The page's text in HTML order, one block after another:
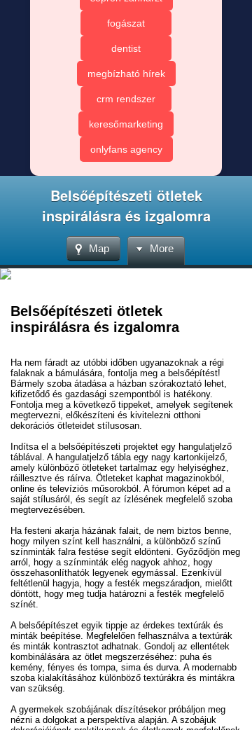
fogászat
dentist
megbízható hírek
crm rendszer
keresőmarketing
onlyfans agency
Belsőépítészeti ötletek
inspirálásra és izgalomra
Map More
Belsőépítészeti ötletek
inspirálásra és izgalomra
Ha nem fáradt az utóbbi időben ugyanazoknak a régi
falaknak a bámulására, fontolja meg a belsőépítést!
Bármely szoba átadása a házban szórakoztató lehet,
kifizetődő és gazdasági szempontból is hatékony.
Fontolja meg a következő tippeket, amelyek segítenek
megtervezni, előkészíteni és kivitelezni otthoni
dekorációs ötleteidet stílusosan.
Indítsa el a belsőépítészeti projektet egy hangulatjelző
táblával. A hangulatjelző tábla egy nagy kartonkijelző,
amely különböző ötleteket tartalmaz egy helyiséghez,
ráillesztve és ráírva. Ötleteket kaphat magazinokból,
online és televíziós műsorokból. A fórumon képet ad a
saját stílusáról, és segít az ízlésének megfelelő szoba
megtervezésében.
Ha festeni akarja házának falait, de nem biztos benne,
hogy milyen színt kell használni, a különböző színű
színminták falra festése segít eldönteni. Győződjön meg
arról, hogy a színminták elég nagyok ahhoz, hogy
összehasonlíthatók legyenek egymással. Ezenkívül
feltétlenül hagyja, hogy a festék megszáradjon, mielőtt
döntött, hogy meg tudja határozni a festék megfelelő
színét.
A belsőépítészet egyik tippje az érdekes textúrák és
minták beépítése. Megfelelően felhasználva a textúrák
és minták kontrasztot adhatnak. Gondolj az ellentétek
kombinálására az ötlet megszerzéséhez: puha és
kemény, fényes és tompa, sima és durva. A modernabb
szoba kialakításához különböző textúrákra és mintákra
van szükség.
A gyermekek szobájának díszítésekor próbáljon meg
nézni a dolgokat a perspektíva alapján. A szobájuk